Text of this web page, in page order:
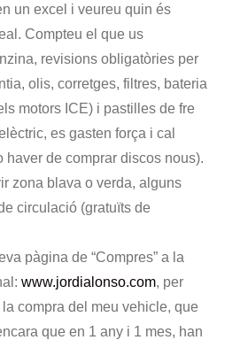
un excel i veureu quin és
Compteu el que us
revisions obligatòries per
olis, corretges, filtres, bateria
motors ICE) i pastilles de fre
es gasten força i cal
haver de comprar discos nous).
zona blava o verda, alguns
circulació (gratuïts de
pàgina de “Compres” a la
www.jordialonso.com, per
compra del meu vehicle, que
que en 1 any i 1 mes, han